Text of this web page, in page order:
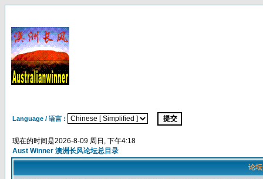
Language / 语言 :
现在的时间是2026-8-09 周日, 下午4:18
Aust Winner 澳洲长风论坛总目录
论